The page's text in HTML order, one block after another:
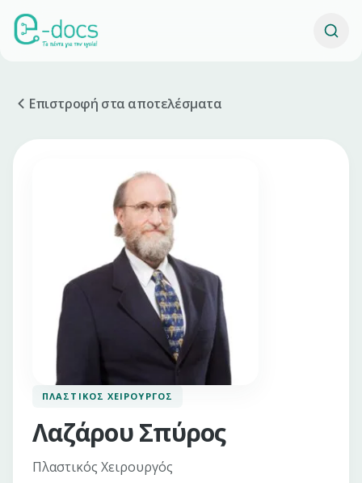
Επιστροφή στα αποτελέσματα
ΠΛΑΣΤΙΚΌΣ ΧΕΙΡΟΥΡΓΌΣ
Λαζάρου Σπύρος
Πλαστικός Χειρουργός